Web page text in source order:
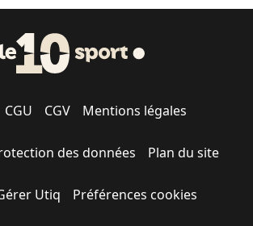
CGU CGV Mentions légales
des données Plan du site
Utiq Préférences cookies